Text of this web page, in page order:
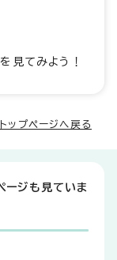
見てみよう！
トップページへ戻る
ージも見ていま